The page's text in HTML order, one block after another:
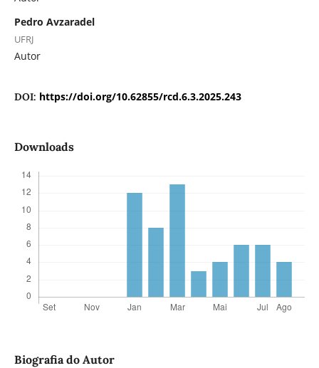
Pedro Avzaradel
UFRJ
Autor
DOI: https://doi.org/10.62855/rcd.6.3.2025.243
Downloads
Biografia do Autor